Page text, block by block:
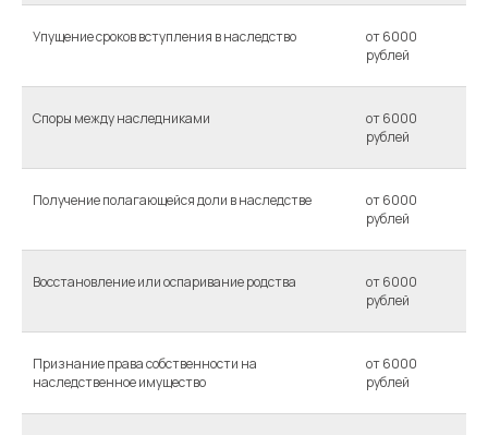
Упущение сроков вступления в наследство
от 6000
рублей
Споры между наследниками
от 6000
рублей
Получение полагающейся доли в наследстве
от 6000
рублей
Восстановление или оспаривание родства
от 6000
рублей
Признание права собственности на
наследственное имущество
от 6000
рублей